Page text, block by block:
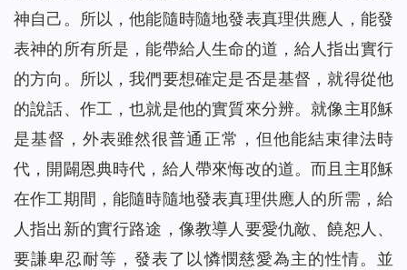
神自己。所以，他能隨時隨地發表真理供應人，能發
表神的所有所是，能帶給人生命的道，給人指出實行
的方向。所以，我們要想確定是否是基督，就得從他
的說話、作工，也就是他的實質來分辨。就像主耶穌
是基督，外表雖然很普通正常，但他能結束律法時
代，開闢恩典時代，給人帶來悔改的道。而且主耶穌
在作工期間，能隨時隨地發表真理供應人的所需，給
人指出新的實行路途，像教導人要愛仇敵、饒恕人、
要謙卑忍耐等，發表了以憐憫慈愛為主的性情。並